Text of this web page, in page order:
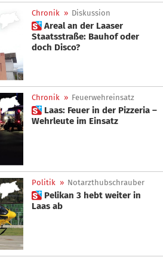
Chronik » Diskussion
 Areal an der Laaser
Staatsstraße: Bauhof oder
doch Disco?
Chronik » Feuerwehreinsatz
 Laas: Feuer in der Pizzeria –
Wehrleute im Einsatz
Politik » Notarzthubschrauber
 Pelikan 3 hebt weiter in
Laas ab